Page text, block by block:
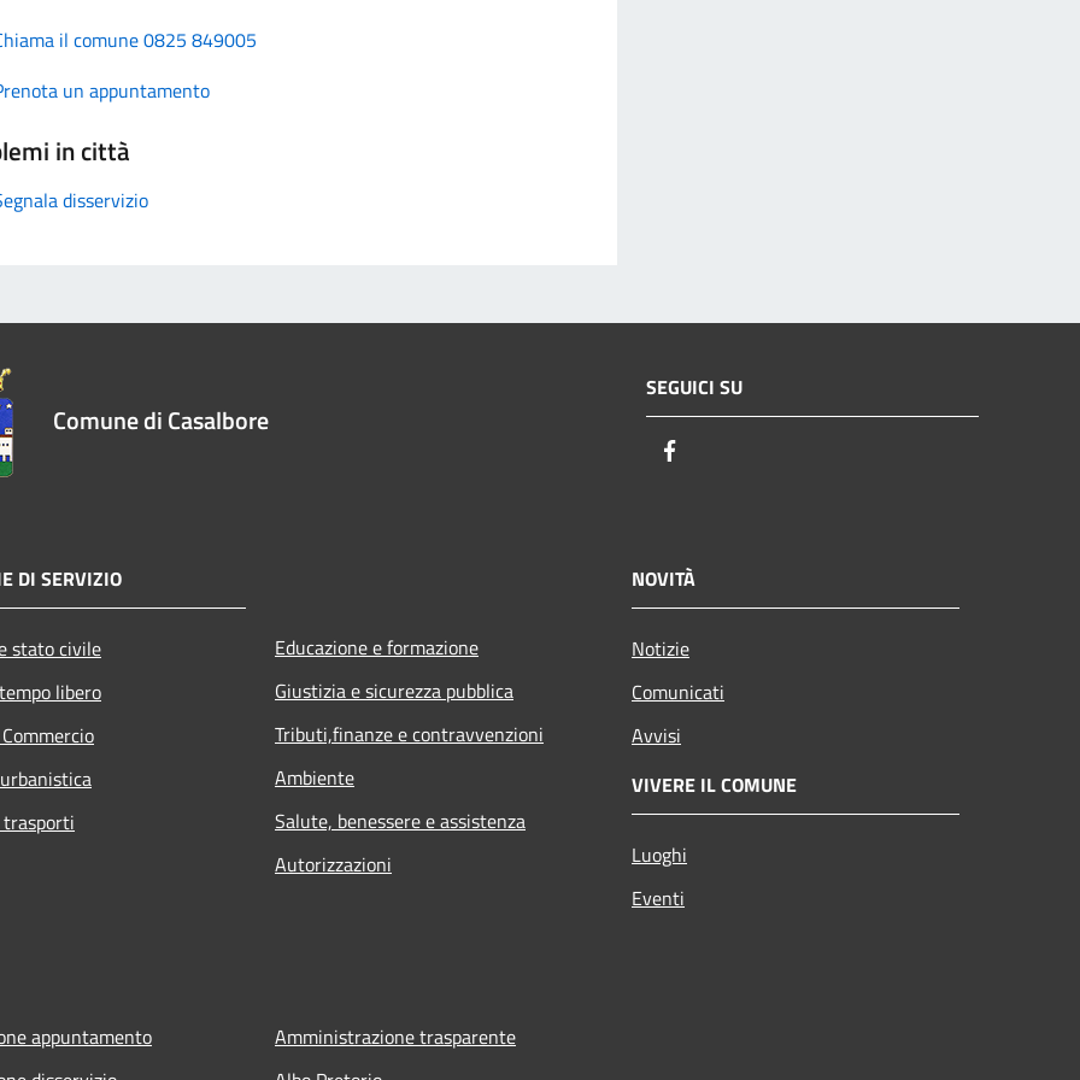
il comune 0825 849005
un appuntamento
in città
disservizio
Comune di Casalbore
SEGUICI SU
DI SERVIZIO
stato civile
libero
Educazione e formazione
Giustizia e sicurezza pubblica
Tributi,finanze e contravvenzioni
Ambiente
Salute, benessere e assistenza
Autorizzazioni
NOVITÀ
Notizie
Comunicati
Avvisi
VIVERE IL COMUNE
Luoghi
Eventi
appuntamento
Amministrazione trasparente